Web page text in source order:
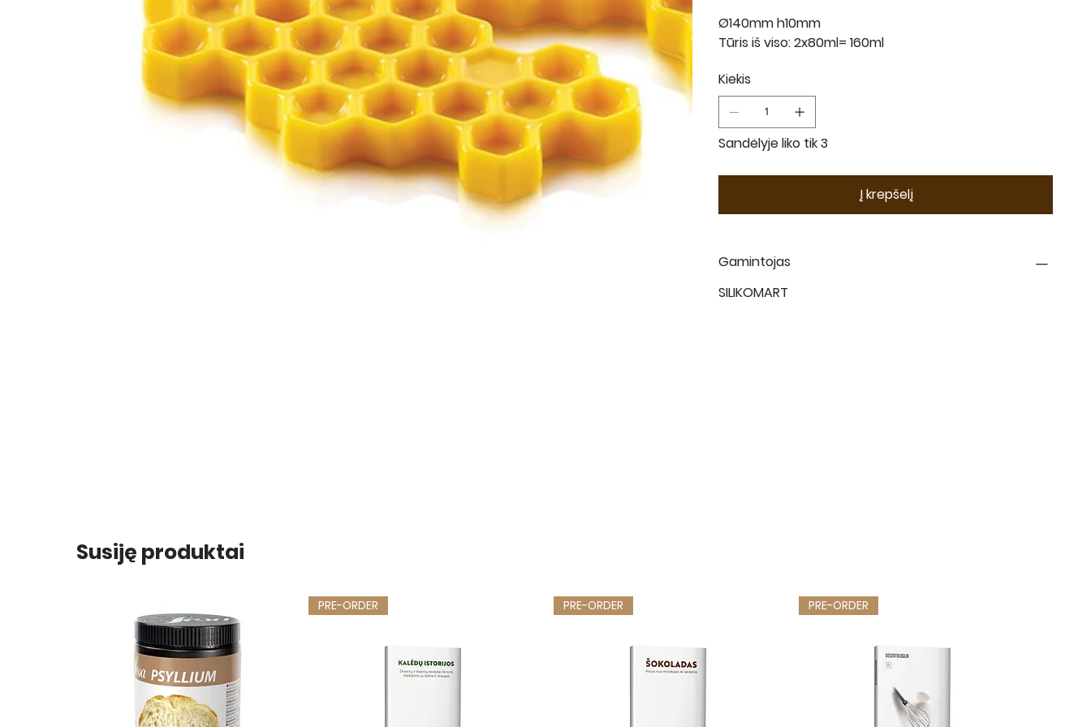
Susiję produktai
PRE-ORDER PRE-ORDER PRE-ORDER
Ø140mm h10mm
Tūris iš viso: 2x80ml= 160ml
Kiekis
Sandėlyje liko tik 3
Į krepšelį
Gamintojas
SILIKOMART